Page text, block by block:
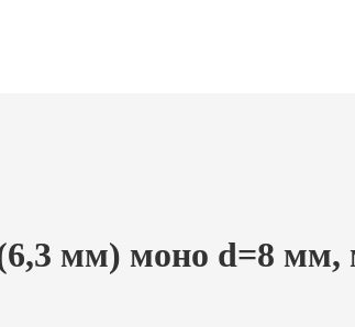
мм) моно d=8 мм,